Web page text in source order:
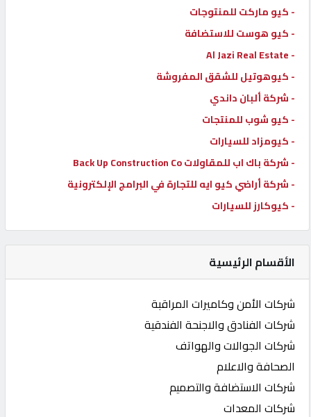
QHOST
- كيو ماركت للمنتوجات
- كيو هوست للاستضافة
- Al Jazi Real Estate
- كيوهوتيل للشقق المفروشة
- شركة ألبان داندي
- كيو شوب للمنتجات
- كيومزاد للسيارات
- شركة باك اب للمقاولات Back Up Construction Co
- شركة أراضي كيو ايه للتجارة في البرامج الإلكترونية
- كيوكارز للسيارات
الأقسام الرئيسية
شركات الأمن وكاميرات المراقبة
شركات الفنادق والاجنحة الفندقية
شركات الجوالات والهواتف
الصحافة والاعلام
شركات الاستضافة والتصميم
شركات المعدات